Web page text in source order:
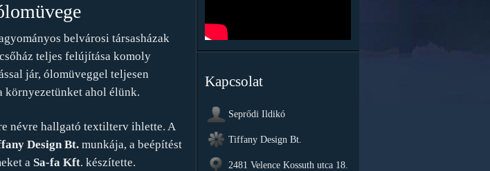
belvárosi társasházak
teljes felújítása komoly
jár, ólomüveggel teljesen
környezetünket ahol élünk.
névre hallgató textilterv ihlette. A
Design Bt. munkája, a beépítést
a Sa-fa Kft. készítette.
Kapcsolat
Seprődi Ildikó
Tiffany Design Bt.
2481 Velence Kossuth utca 18.